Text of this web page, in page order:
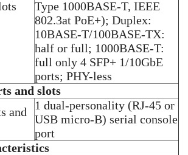
Type 1000BASE-T, IEEE
802.3at PoE+); Duplex:
10BASE-T/100BASE-TX:
half or full; 1000BASE-T:
full only 4 SFP+ 1/10GbE
ports; PHY-less
and slots
and
1 dual-personality (RJ-45 or
USB micro-B) serial console
port